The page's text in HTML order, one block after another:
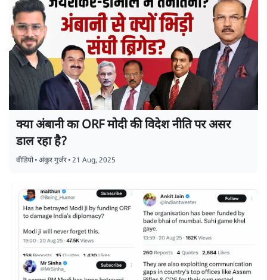
क्या अंबानी का ORF मोदी की विदेश नीति पर असर
डाल रहा है?
वीडियो•अंकुर गुर्जर•21 Aug, 2025